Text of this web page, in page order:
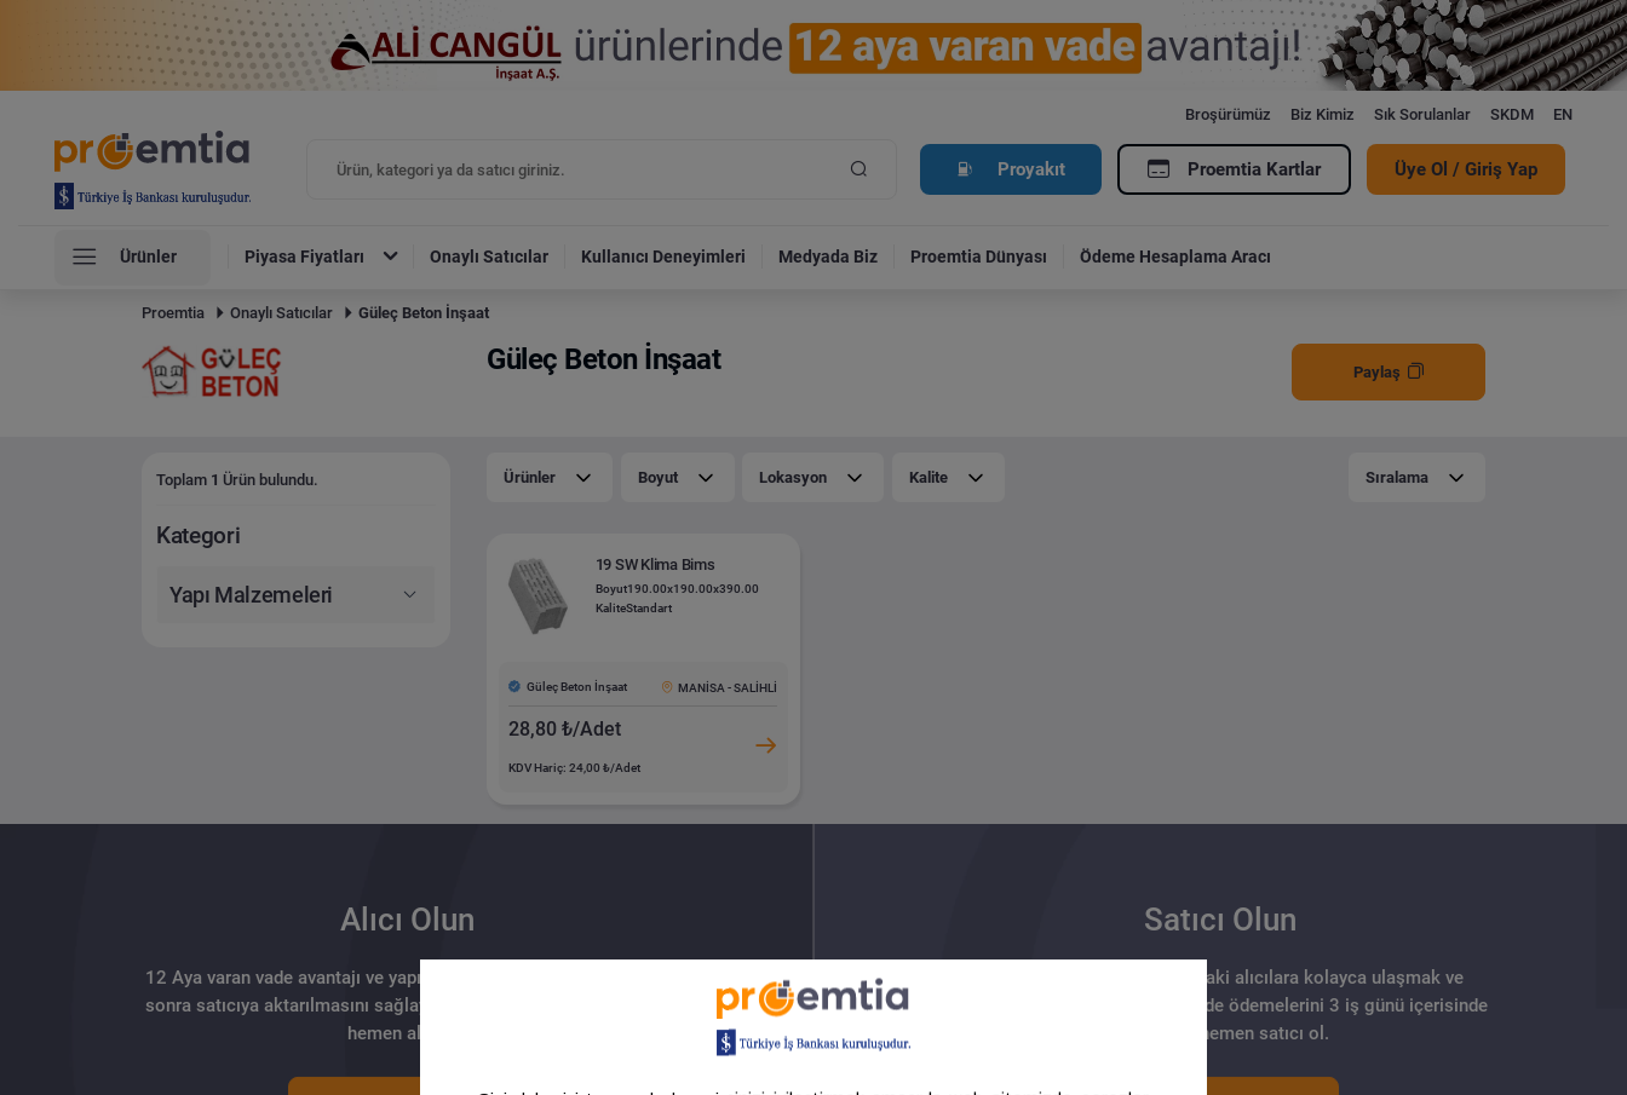
Broşürümüz Biz Kimiz Sık Sorulanlar SKDM EN
Proyakıt Proemtia Kartlar Üye Ol / Giriş Yap
Ürünler Piyasa Fiyatları Onaylı Satıcılar Kullanıcı Deneyimleri Medyada Biz Proemtia Dünyası Ödeme Hesaplama Aracı
Proemtia Onaylı Satıcılar Güleç Beton İnşaat
Güleç Beton İnşaat Paylaş
Toplam 1 Ürün bulundu.
Kategori
Yapı Malzemeleri
Ürünler Boyut Lokasyon Kalite Sıralama
19 SW Klima Bims
Boyut190.00x190.00x390.00
KaliteStandart
Güleç Beton İnşaat MANİSA - SALİHLİ
28,80 ₺/Adet
KDV Hariç: 24,00 ₺/Adet
Alıcı Olun
12 Aya varan vade avantajı ve yapılan ödemenin ürün tesliminden
sonra satıcıya aktarılmasını sağlayan güvenli tahsilat imkanı için
hemen alıcı ol.
Satıcı Olun
Türkiye’nin farklı noktalarındaki alıcılara kolayca ulaşmak ve
güvenli tahsilat modeli sayesinde ödemelerini 3 iş günü içerisinde
almak için hemen satıcı ol.